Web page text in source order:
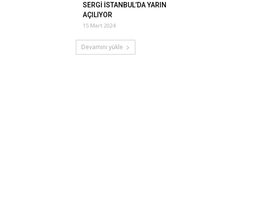
SERGİ İSTANBUL’DA YARIN
AÇILIYOR
15 Mart 2024
Devamını yükle